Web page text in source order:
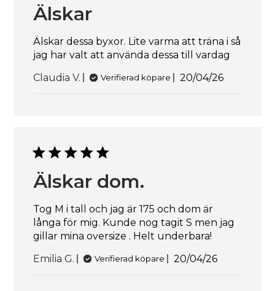
Älskar
Älskar dessa byxor. Lite varma att träna i så
jag har valt att använda dessa till vardag
Claudia V.
Verifierad köpare 20/04/26
Älskar dom.
Tog M i tall och jag är 175 och dom är
långa för mig. Kunde nog tagit S men jag
gillar mina oversize . Helt underbara!
Emilia G.
Verifierad köpare 20/04/26